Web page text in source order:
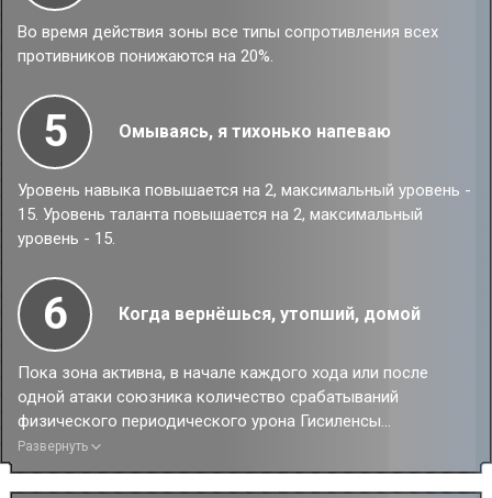
Во время действия зоны все типы сопротивления всех
противников понижаются на 20%.
5 Омываясь, я тихонько напеваю
Уровень навыка повышается на 2, максимальный уровень -
15. Уровень таланта повышается на 2, максимальный
уровень - 15.
6 Когда вернёшься, утопший, домой
Пока зона активна, в начале каждого хода или после
одной атаки союзника количество срабатываний
физического периодического урона Гисиленсы
увеличивается до 12, и множитель наносимого урона
повышается на 20%.
Развернуть